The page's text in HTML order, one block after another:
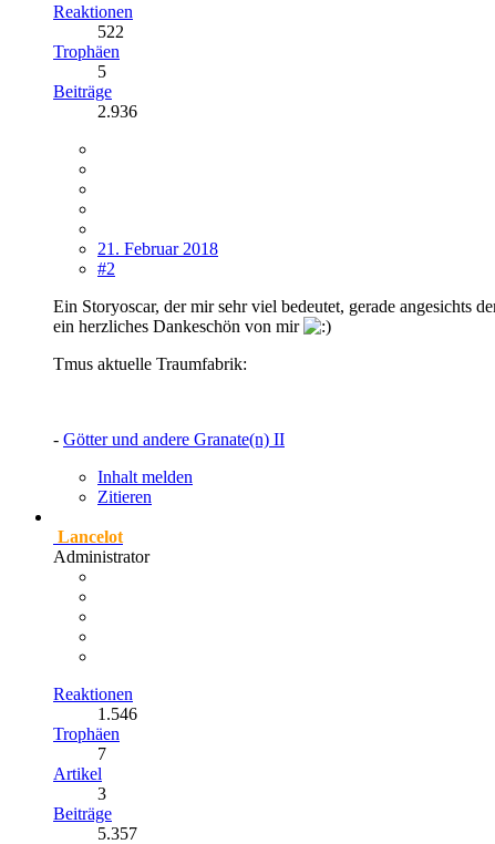
Reaktionen
522
Trophäen
5
Beiträge
2.936
21. Februar 2018
#2
Ein Storyoscar, der mir sehr viel bedeutet, gerade angesichts
ein herzliches Dankeschön von mir
Tmus aktuelle Traumfabrik:
- Götter und andere Granate(n) II
Inhalt melden
Zitieren
Lancelot
Administrator
Reaktionen
1.546
Trophäen
7
Artikel
3
Beiträge
5.357